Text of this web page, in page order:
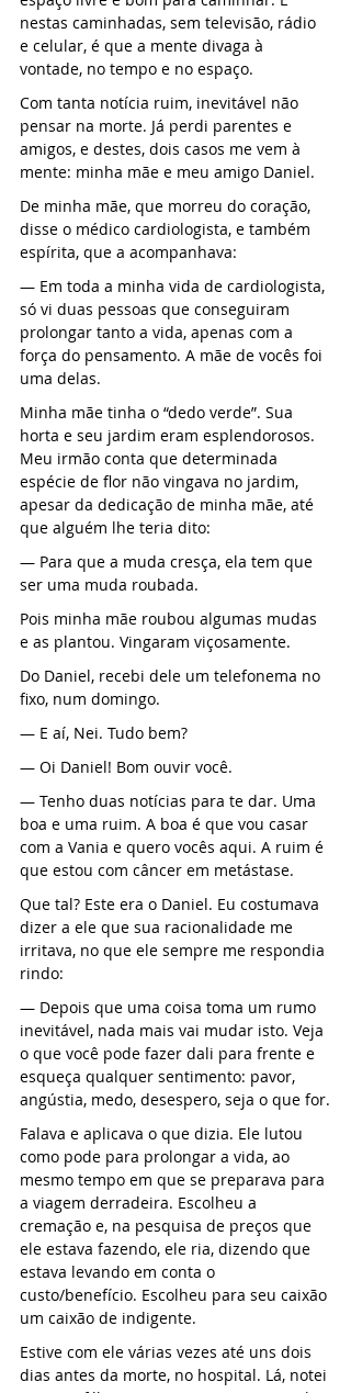
nestas caminhadas, sem televisão, rádio
e celular, é que a mente divaga à
vontade, no tempo e no espaço.
Com tanta notícia ruim, inevitável não
pensar na morte. Já perdi parentes e
amigos, e destes, dois casos me vem à
mente: minha mãe e meu amigo Daniel.
De minha mãe, que morreu do coração,
disse o médico cardiologista, e também
espírita, que a acompanhava:
— Em toda a minha vida de cardiologista,
só vi duas pessoas que conseguiram
prolongar tanto a vida, apenas com a
força do pensamento. A mãe de vocês foi
uma delas.
Minha mãe tinha o “dedo verde”. Sua
horta e seu jardim eram esplendorosos.
Meu irmão conta que determinada
espécie de flor não vingava no jardim,
apesar da dedicação de minha mãe, até
que alguém lhe teria dito:
— Para que a muda cresça, ela tem que
ser uma muda roubada.
Pois minha mãe roubou algumas mudas
e as plantou. Vingaram viçosamente.
Do Daniel, recebi dele um telefonema no
fixo, num domingo.
— E aí, Nei. Tudo bem?
— Oi Daniel! Bom ouvir você.
— Tenho duas notícias para te dar. Uma
boa e uma ruim. A boa é que vou casar
com a Vania e quero vocês aqui. A ruim é
que estou com câncer em metástase.
Que tal? Este era o Daniel. Eu costumava
dizer a ele que sua racionalidade me
irritava, no que ele sempre me respondia
rindo:
— Depois que uma coisa toma um rumo
inevitável, nada mais vai mudar isto. Veja
o que você pode fazer dali para frente e
esqueça qualquer sentimento: pavor,
angústia, medo, desespero, seja o que for.
Falava e aplicava o que dizia. Ele lutou
como pode para prolongar a vida, ao
mesmo tempo em que se preparava para
a viagem derradeira. Escolheu a
cremação e, na pesquisa de preços que
ele estava fazendo, ele ria, dizendo que
estava levando em conta o
custo/benefício. Escolheu para seu caixão
um caixão de indigente.
Estive com ele várias vezes até uns dois
dias antes da morte, no hospital. Lá, notei